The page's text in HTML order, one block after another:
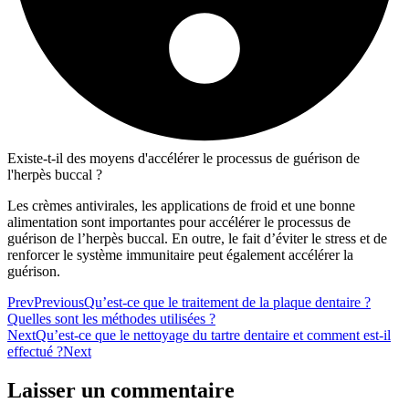
Existe-t-il des moyens d'accélérer le processus de guérison de
l'herpès buccal ?
Les crèmes antivirales, les applications de froid et une bonne
alimentation sont importantes pour accélérer le processus de
guérison de l’herpès buccal. En outre, le fait d’éviter le stress et de
renforcer le système immunitaire peut également accélérer la
guérison.
PrevPreviousQu’est-ce que le traitement de la plaque dentaire ?
Quelles sont les méthodes utilisées ?
NextQu’est-ce que le nettoyage du tartre dentaire et comment est-il
effectué ?Next
Laisser un commentaire